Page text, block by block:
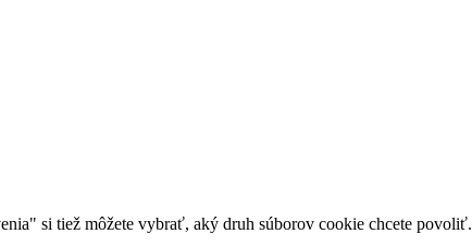
si tiež môžete vybrať, aký druh súborov cookie chcete povoliť.